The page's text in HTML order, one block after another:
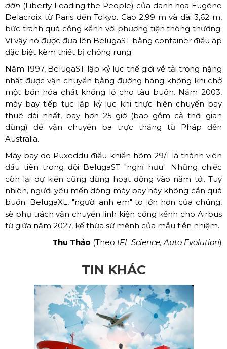
dân (Liberty Leading the People) của danh họa Eugène
Delacroix từ Paris đến Tokyo. Cao 2,99 m và dài 3,62 m,
bức tranh quá cồng kềnh với phương tiện thông thường.
Vì vậy nó được đưa lên BelugaST bằng container điều áp
đặc biệt kèm thiết bị chống rung.
Năm 1997, BelugaST lập kỷ lục thế giới về tải trọng nặng
nhất được vận chuyển bằng đường hàng không khi chở
một bồn hóa chất khổng lồ cho tàu buôn. Năm 2003,
máy bay tiếp tục lập kỷ lục khi thực hiện chuyến bay
thuê dài nhất, bay hơn 25 giờ (bao gồm cả thời gian
dừng) để vận chuyển ba trực thăng từ Pháp đến
Australia.
Máy bay do Puxeddu điều khiển hôm 29/1 là thành viên
đầu tiên trong đội BelugaST "nghỉ hưu". Những chiếc
còn lại dự kiến cũng dừng hoạt động vào năm tới. Tuy
nhiên, người yêu mến dòng máy bay này không cần quá
buồn. BelugaXL, "người anh em" to lớn hơn của chúng,
sẽ phụ trách vận chuyển linh kiện cồng kềnh cho Airbus
từ giữa năm 2027, kế thừa sứ mệnh của mẫu tiền nhiệm.
Thu Thảo (Theo IFL Science, Auto Evolution)
TIN KHÁC